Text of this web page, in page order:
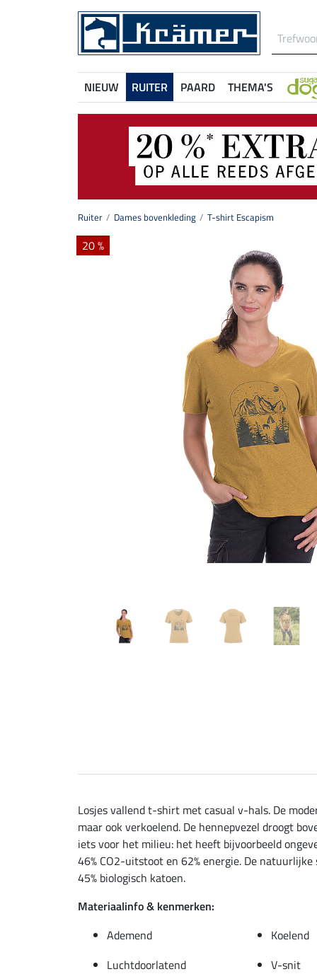
NIEUW RUITER PAARD THEMA'S
Ruiter Dames bovenkleding T-shirt Escapism
20 %
Losjes vallend t-shirt met casual v-hals. De
maar ook verkoelend. De hennepvezel droogt
iets voor het milieu: het heeft bijvoorbeeld
46% CO2-uitstoot en 62% energie. De
45% biologisch katoen.
Materiaalinfo & kenmerken:
Ademend
Koelend
Luchtdoorlatend
V-snit